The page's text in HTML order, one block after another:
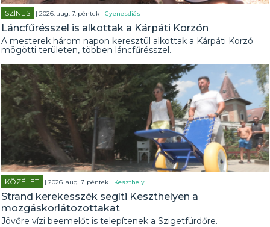
SZÍNES | 2026. aug. 7. péntek |Gyenesdiás
Láncfűrésszel is alkottak a Kárpáti Korzón
A mesterek három napon keresztül alkottak a Kárpáti Korzó
mögötti területen, többen láncfűrésszel.
KÖZÉLET | 2026. aug. 7. péntek | Keszthely
Strand kerekesszék segíti Keszthelyen a
mozgáskorlátozottakat
Jövőre vízi beemelőt is telepítenek a Szigetfürdőre.